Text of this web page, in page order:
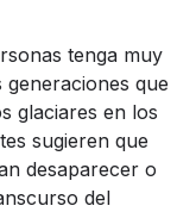
tenga muy
que
glaciares en los
sugieren que
desaparecer o
del